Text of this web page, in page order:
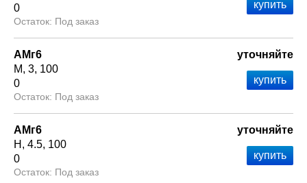
0
Под заказ
АМг6
М 3 100
0
Под заказ
уточняйте
АМг6
Н
4.5 100
0
Под заказ
уточняйте